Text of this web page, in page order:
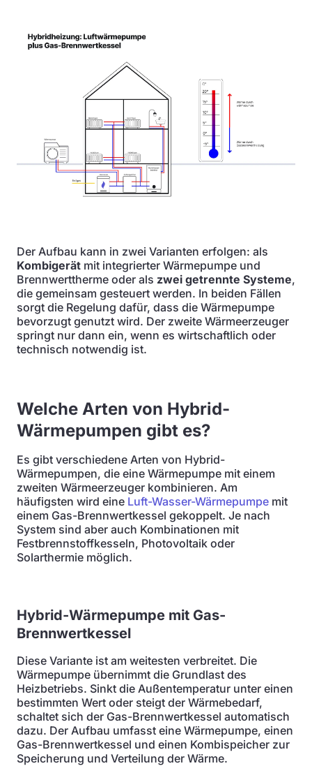
Der Aufbau kann in zwei Varianten erfolgen: als
Kombigerät mit integrierter Wärmepumpe und
Brennwerttherme oder als zwei getrennte Systeme,
die gemeinsam gesteuert werden. In beiden Fällen
sorgt die Regelung dafür, dass die Wärmepumpe
bevorzugt genutzt wird. Der zweite Wärmeerzeuger
springt nur dann ein, wenn es wirtschaftlich oder
technisch notwendig ist.
Welche Arten von Hybrid-
Wärmepumpen gibt es?
Es gibt verschiedene Arten von Hybrid-
Wärmepumpen, die eine Wärmepumpe mit einem
zweiten Wärmeerzeuger kombinieren. Am
häufigsten wird eine Luft-Wasser-Wärmepumpe mit
einem Gas-Brennwertkessel gekoppelt. Je nach
System sind aber auch Kombinationen mit
Festbrennstoffkesseln, Photovoltaik oder
Solarthermie möglich.
Hybrid-Wärmepumpe mit Gas-
Brennwertkessel
Diese Variante ist am weitesten verbreitet. Die
Wärmepumpe übernimmt die Grundlast des
Heizbetriebs. Sinkt die Außentemperatur unter einen
bestimmten Wert oder steigt der Wärmebedarf,
schaltet sich der Gas-Brennwertkessel automatisch
dazu. Der Aufbau umfasst eine Wärmepumpe, einen
Gas-Brennwertkessel und einen Kombispeicher zur
Speicherung und Verteilung der Wärme.